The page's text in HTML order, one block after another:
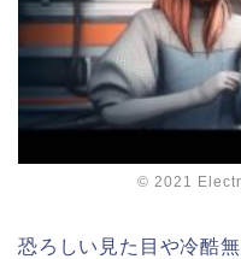
© 2021
恐ろしい見た目や冷酷